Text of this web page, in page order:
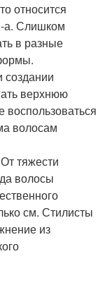
относится
а. Слишком
в разные
создании
верхнюю
воспользоваться
волосам
тяжести
волосы
см. Стилисты
из